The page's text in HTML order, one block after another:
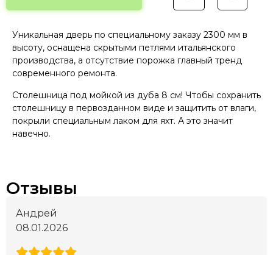
Уникальная дверь по специальному заказу 2300 мм в
высоту, оснащена скрытыми петлями итальянского
производства, а отсутствие порожка главный тренд
современного ремонта.
Столешница под мойкой из дуба 8 см! Чтобы сохранить
столешницу в первозданном виде и защитить от влаги,
покрыли специальным лаком для яхт. А это значит
навечно.
Отзывы
Андрей
08.01.2026